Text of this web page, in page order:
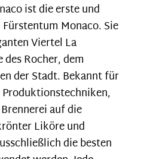
ist die erste und
Monaco. Sie
Viertel La
des Rocher, dem
der Stadt. Bekannt für
auf die
Liköre und
die besten